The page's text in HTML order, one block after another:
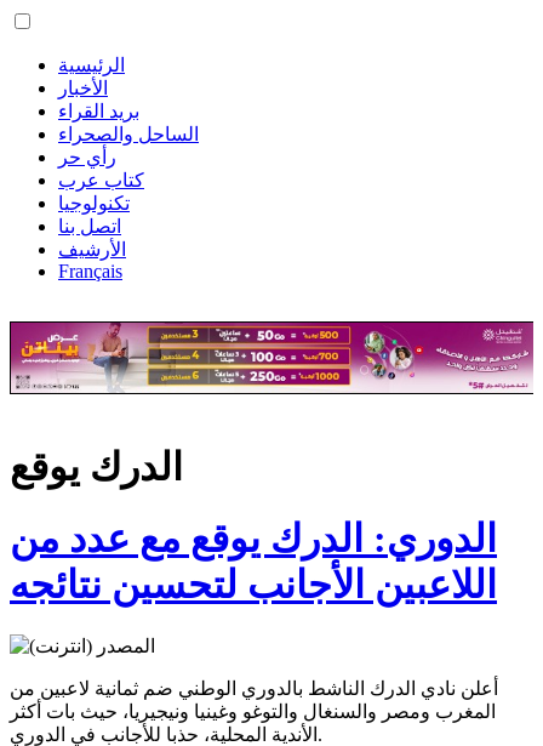
الرئيسية
الأخبار
بريد القراء
الساحل والصحراء
رأي حر
كتاب عرب
تكنولوجيا
اتصل بنا
الأرشيف
Français
الدرك يوقع
الدوري: الدرك يوقع مع عدد من
اللاعبين الأجانب لتحسين نتائجه
أعلن نادي الدرك الناشط بالدوري الوطني ضم ثمانية لاعبين من
المغرب ومصر والسنغال والتوغو وغينيا ونيجيريا، حيث بات أكثر
الأندية المحلية، حذبا للأجانب في الدوري.